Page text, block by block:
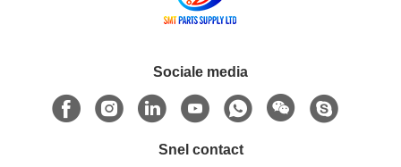
Sociale media
Snel contact